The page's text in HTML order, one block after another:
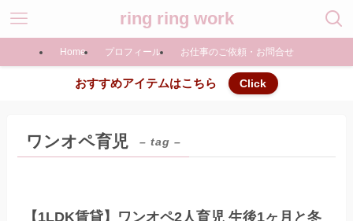
ring ring work
Home プロフィール お仕事のご依頼・お問合せ
おすすめアイテムはこちら Click
ワンオペ育児 – tag –
【1LDK賃貸】ワンオペ2人育児 生後1ヶ月と冬